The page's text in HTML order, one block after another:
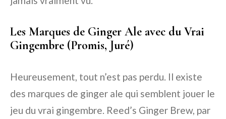
Les Marques de Ginger Ale avec du Vrai
Gingembre (Promis, Juré)
Heureusement, tout n’est pas perdu. Il existe
des marques de ginger ale qui semblent jouer le
jeu du vrai gingembre. Reed’s Ginger Brew, par